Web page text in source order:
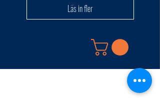
Läs in fler